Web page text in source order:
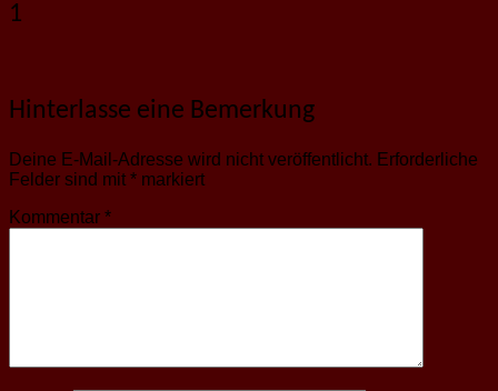
1
Hinterlasse eine Bemerkung
Deine E-Mail-Adresse wird nicht veröffentlicht. Erforderliche
Felder sind mit * markiert
Kommentar *